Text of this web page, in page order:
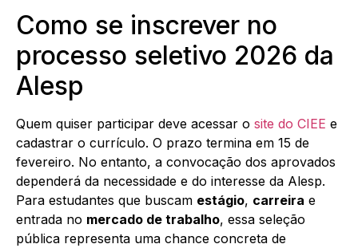
Como se inscrever no
processo seletivo 2026 da
Alesp
Quem quiser participar deve acessar o site do CIEE e
cadastrar o currículo. O prazo termina em 15 de
fevereiro. No entanto, a convocação dos aprovados
dependerá da necessidade e do interesse da Alesp.
Para estudantes que buscam estágio, carreira e
entrada no mercado de trabalho, essa seleção
pública representa uma chance concreta de